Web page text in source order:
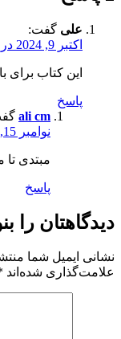
علی گفت:
اکتبر 9, 2024 در 7:07 ب.ظ
این کتاب برای
پاسخ
ali cm
نوامبر 15, 2024 در 12:53 ب.ظ
مبتدی
پاسخ
دیدگاهتان را
نشانی ایمیل شما
علامت‌گذاری شده‌اند